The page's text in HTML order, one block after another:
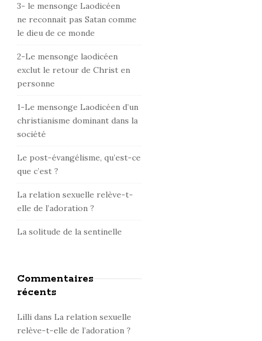
S
i
d
e
b
a
3- le mensonge Laodicéen
ne reconnait pas Satan comme
le dieu de ce monde
2-Le mensonge laodicéen
exclut le retour de Christ en
personne
1-Le mensonge Laodicéen d’un
christianisme dominant dans la
société
Le post-évangélisme, qu’est-ce
que c’est ?
La relation sexuelle relève-t-
elle de l’adoration ?
La solitude de la sentinelle
Commentaires
récents
Lilli dans La relation sexuelle
relève-t-elle de l’adoration ?